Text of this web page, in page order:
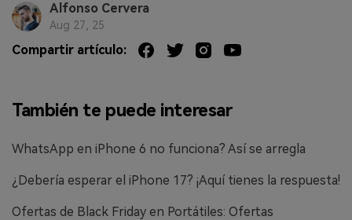
Alfonso Cervera
Aug 27, 25
Compartir artículo:
También te puede interesar
WhatsApp en iPhone 6 no funciona? Así se arregla
¿Debería esperar el iPhone 17? ¡Aquí tienes la respuesta!
Ofertas de Black Friday en Portátiles: Ofertas